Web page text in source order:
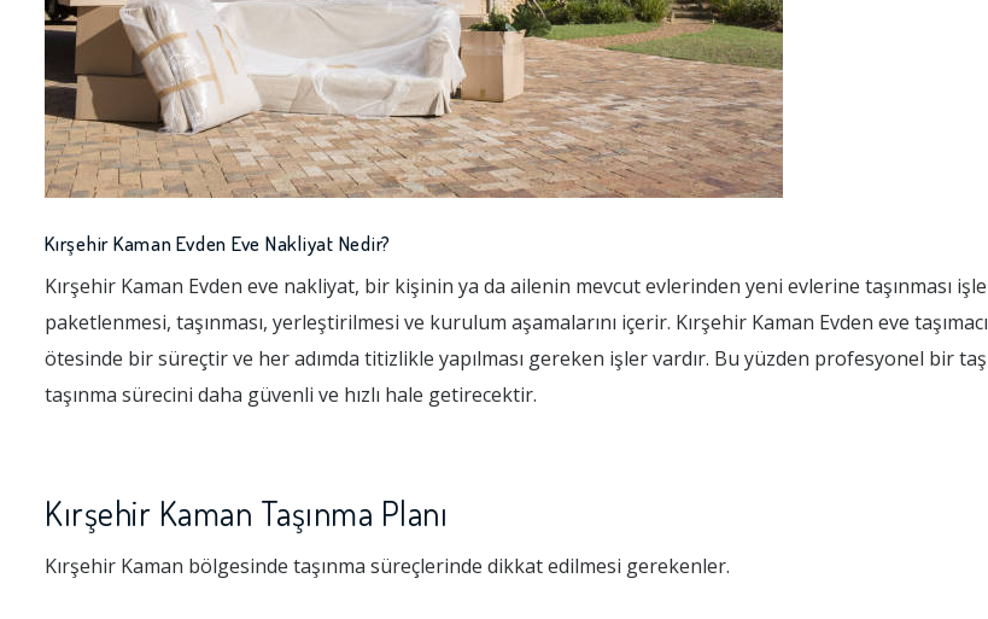
Kırşehir Kaman Evden Eve Nakliyat Nedir?
Kırşehir Kaman Evden eve nakliyat, bir kişinin ya da ailenin mevcut evlerinden yeni evlerine taşınması
paketlenmesi, taşınması, yerleştirilmesi ve kurulum aşamalarını içerir. Kırşehir Kaman Evden eve
ötesinde bir süreçtir ve her adımda titizlikle yapılması gereken işler vardır. Bu yüzden profesyonel bir
taşınma sürecini daha güvenli ve hızlı hale getirecektir.
Kırşehir Kaman Taşınma Planı
Kırşehir Kaman bölgesinde taşınma süreçlerinde dikkat edilmesi gerekenler.